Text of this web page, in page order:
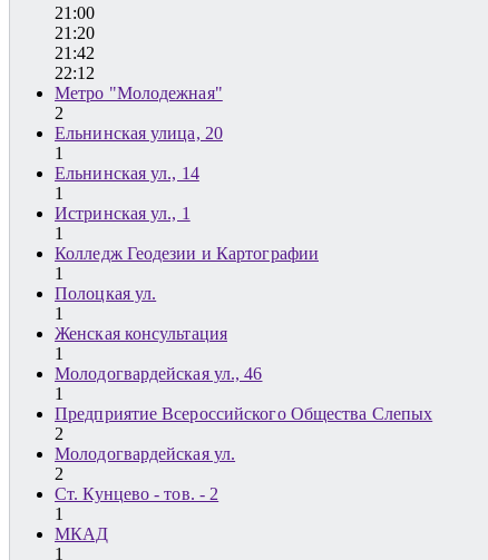
21:00
21:20
21:42
22:12
Метро "Молодежная"
2
Ельнинская улица, 20
1
Ельнинская ул., 14
1
Истринская ул., 1
1
Колледж Геодезии и Картографии
1
Полоцкая ул.
1
Женская консультация
1
Молодогвардейская ул., 46
1
Предприятие Всероссийского Общества Слепых
2
Молодогвардейская ул.
2
Ст. Кунцево - тов. - 2
1
МКАД
1